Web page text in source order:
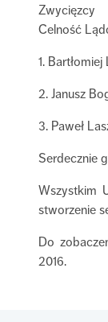
Celność
1.
2. Janusz
3. Paweł
Serdecznie
Wszystkim
stworzenie
Do
2016.